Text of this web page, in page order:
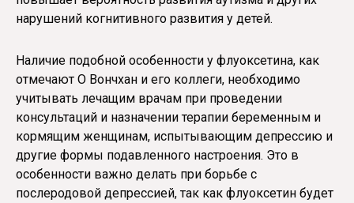
нарушений когнитивного развития у детей.
Наличие подобной особенности у флуоксетина, как
отмечают О Вончхан и его коллеги, необходимо
учитывать лечащим врачам при проведении
консультаций и назначении терапии беременным и
кормящим женщинам, испытывающим депрессию и
другие формы подавленного настроения. Это в
особенности важно делать при борьбе с
послеродовой депрессией, так как флуоксетин будет